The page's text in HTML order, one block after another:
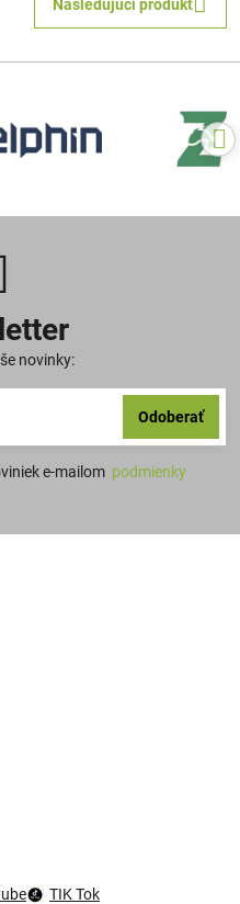
Nasledujúci produkt
novinky:
Odoberať
e-mailom podmienky
TIK Tok